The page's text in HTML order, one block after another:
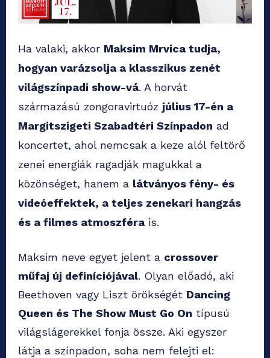
Ha valaki, akkor Maksim Mrvica tudja,
hogyan varázsolja a klasszikus zenét
világszínpadi show-vá. A horvát
származású zongoravirtuóz július 17-én a
Margitszigeti Szabadtéri Színpadon ad
koncertet, ahol nemcsak a keze alól feltörő
zenei energiák ragadják magukkal a
közönséget, hanem a látványos fény- és
videóeffektek, a teljes zenekari hangzás
és a filmes atmoszféra is.
Maksim neve egyet jelent a crossover
műfaj új definíciójával. Olyan előadó, aki
Beethoven vagy Liszt örökségét Dancing
Queen és The Show Must Go On típusú
világslágerekkel fonja össze. Aki egyszer
látja a színpadon, soha nem felejti el: